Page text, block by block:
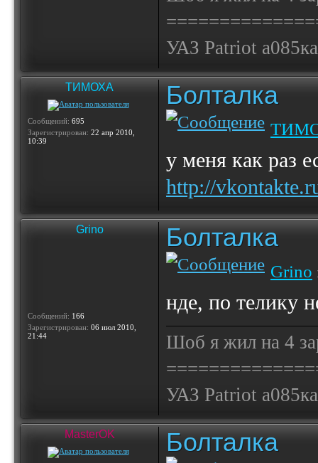
УАЗ Patriot
ТИМОХА
Сообщений: 695
Зарегистрирован: 22 апр 2010,
10:39
Болталка
у меня как раз
http://
Grino
Сообщений: 166
Зарегистрирован: 06 июл 2010,
21:44
Болталка
Grino
нде, по телику
Шоб я жил на 4
УАЗ Patriot
MasterOK Болталка